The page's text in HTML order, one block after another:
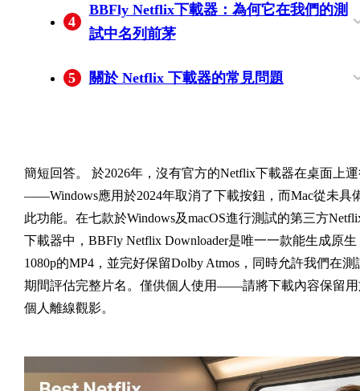
從未能成功
4
BBFly Netflix下載器：為何它在我們的測
試中名列前茅
5 關於 Netflix 下載器的常見問題
簡短回答。
於2026年，沒有官方的Netflix下載器在桌面上
——Windows應用於2024年取消了下載按鈕，而Mac從未具
此功能。在七款於Windows及macOS進行測試的第三方
下載器中，BBFly Netflix Downloader是唯一一款能生成原生
1080p的MP4，並完好保留Dolby Atmos，同時允許我們在測
期間評估完整片名。僅供個人使用——請將下載內容保留用
個人離線觀影。